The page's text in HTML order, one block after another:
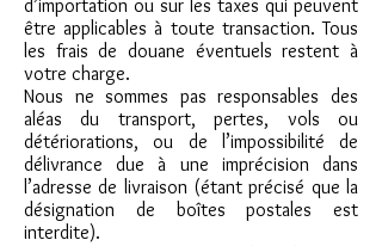
d’importation ou sur les taxes qui peuvent
être applicables à toute transaction. Tous
les frais de douane éventuels restent à
votre charge.
Nous ne sommes pas responsables des
aléas du transport, pertes, vols ou
détériorations, ou de l’impossibilité de
délivrance due à une imprécision dans
l’adresse de livraison (étant précisé que la
désignation de boîtes postales est
interdite).